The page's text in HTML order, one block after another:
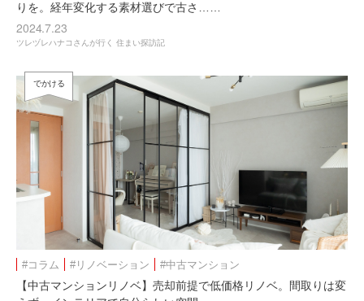
りを。経年変化する素材選びで古さ……
2024.7.23
ツレヅレハナコさんが行く 住まい探訪記
でかける
#コラム #リノベーション #中古マンション
【中古マンションリノベ】売却前提で低価格リノベ。間取りは変